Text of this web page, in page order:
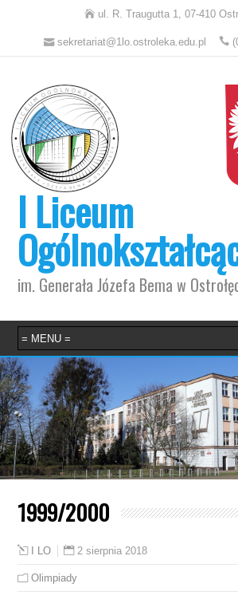
ul. R. Traugutta 1, 07-410
sekretariat@1lo.ostroleka.edu.pl
I Liceum
im. Generała Józefa Bema w
1999/2000
I LO 2 sierpnia 2018
Olimpiady